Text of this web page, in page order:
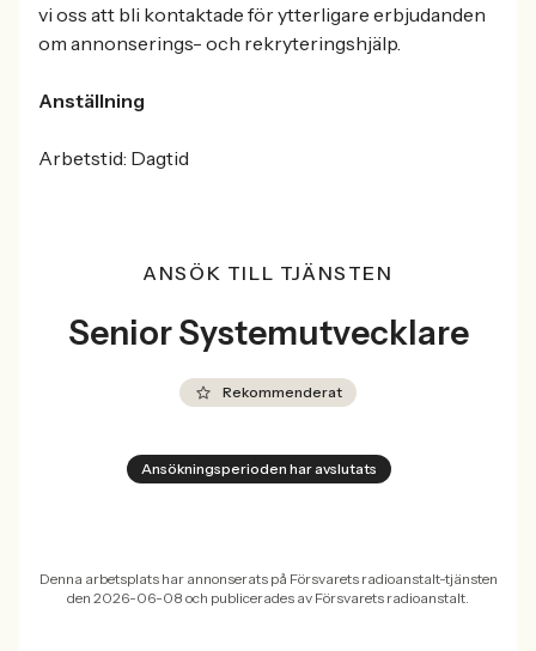
vi oss att bli kontaktade för ytterligare erbjudanden
om annonserings- och rekryteringshjälp.
Anställning
Arbetstid: Dagtid
ANSÖK TILL TJÄNSTEN
Senior Systemutvecklare
Rekommenderat
Ansökningsperioden har avslutats
Denna arbetsplats har annonserats på Försvarets radioanstalt-tjänsten
den 2026-06-08 och publicerades av Försvarets radioanstalt.